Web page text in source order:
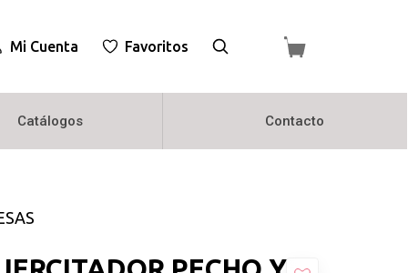
Mi Cuenta Favoritos
Catálogos Contacto